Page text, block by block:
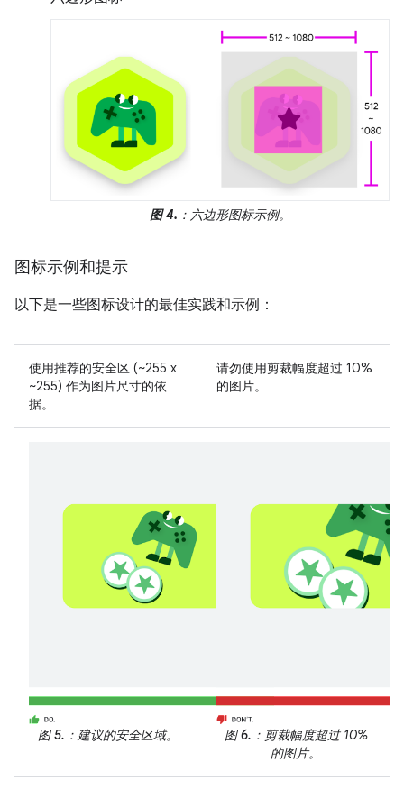
图 4. ：六边形图标示例。
图标示例和提示
以下是一些图标设计的最佳实践和示例：
使用推荐的安全区 (~255 x
~255) 作为图片尺寸的依
据。
请勿使用剪裁幅度超过 10%
的图片。
图 5. ：建议的安全区域。 图 6. ：剪裁幅度超过 10%
的图片。